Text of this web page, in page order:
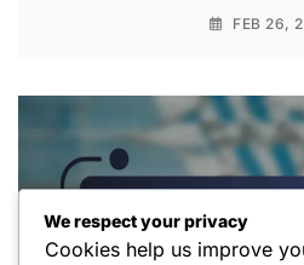
FEB 26,
We respect your privacy
Cookies help us improve